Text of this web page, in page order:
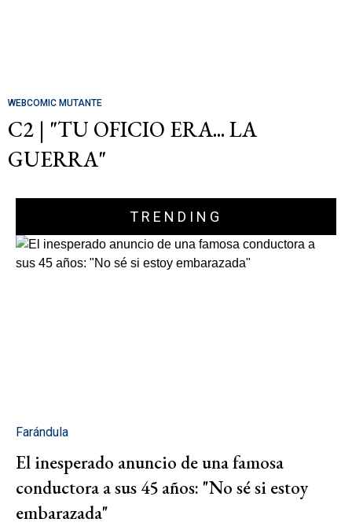
WEBCOMIC MUTANTE
C2 | "TU OFICIO ERA... LA
GUERRA"
TRENDING
Farándula
El inesperado anuncio de una famosa
conductora a sus 45 años: "No sé si estoy
embarazada"